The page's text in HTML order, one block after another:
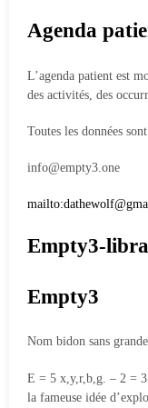
Agenda
L’agenda patient est
des activités, des
Toutes les données
info@empty3.one
Empty3-
Empty3
Nom bidon sans
E = 5 x,y,r,b,g. – 2 = 3
la fameuse idée